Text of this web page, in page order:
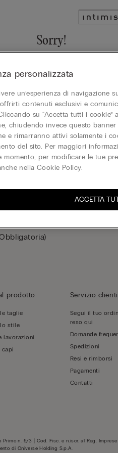
Sorry!
Gift Card
alla newsletter
prodotto
taglie
stile
lavorazioni
capi
Servizio clienti
Segui il tuo
reso qui
Domande
Spedizioni
Resi e rimborsi
Pagamenti
Contatti
n. 5/3 | Cod. Fisc. e n.iscr. al Reg.
di Oniverse Holding S.p.A.
personalizzata
un’esperienza di navigazione
contenuti esclusivi e
su “Accetta tutti i cookie”
chiudendo invece questo
e rimarranno attivi solamente i
del sito. Per maggiori
momento, per modificare le tue
nella Cookie Policy.
ACCETTA